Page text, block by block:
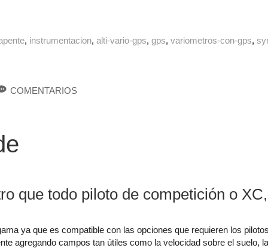
instrumentacion alti-vario-gps gps variometros-con-gps
COMENTARIOS
que todo piloto de competición o
ya que es compatible con las opciones que requieren los
agregando campos tan útiles como la velocidad sobre el suelo,